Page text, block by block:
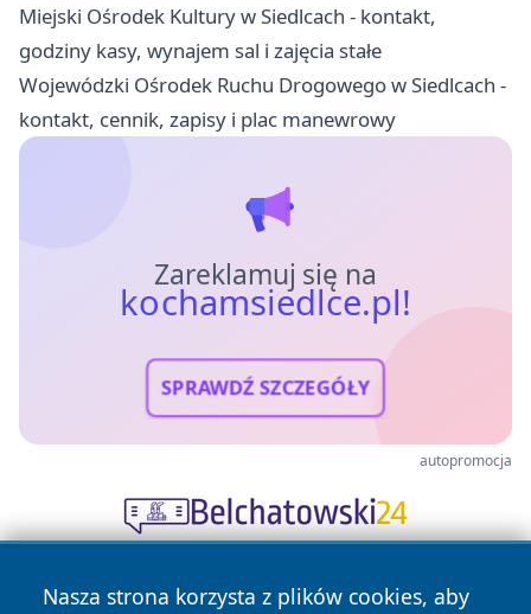
Miejski Ośrodek Kultury w Siedlcach - kontakt,
godziny kasy, wynajem sal i zajęcia stałe
Wojewódzki Ośrodek Ruchu Drogowego w Siedlcach -
kontakt, cennik, zapisy i plac manewrowy
Zareklamuj się na
kochamsiedlce.pl!
SPRAWDŹ SZCZEGÓŁY
autopromocja
Nasza strona korzysta z plików cookies, aby